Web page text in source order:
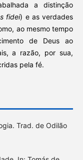
a distinção
fidei) e as verdades
ao mesmo tempo
de Deus ao
a razão, por sua,
pela fé.
Trad. de Odilão